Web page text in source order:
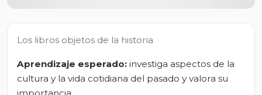
Los libros objetos de la historia
Aprendizaje esperado: investiga aspectos de la
cultura y la vida cotidiana del pasado y valora su